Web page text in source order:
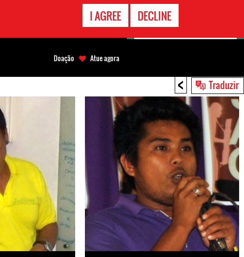
I AGREE DECLINE
< Traduzir
Doação Atue agora
CONTATO
EMERGÊNCIA